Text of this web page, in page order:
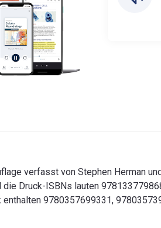
verfasst von Stephen Herman
Druck-ISBNs lauten
9780357699331,